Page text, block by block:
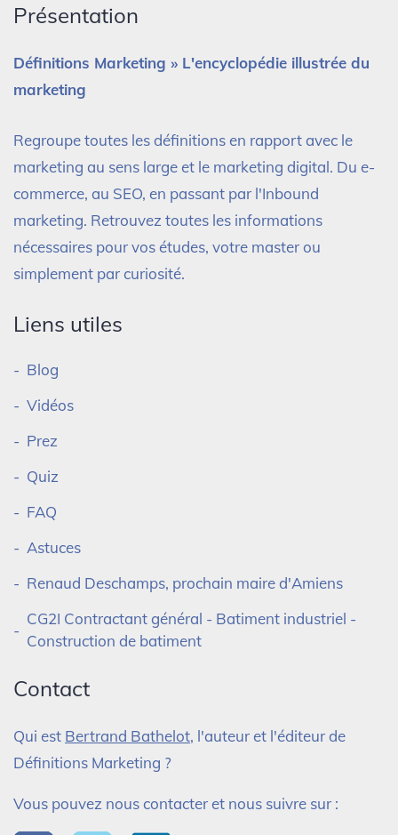
Présentation
Définitions Marketing » L'encyclopédie illustrée du
marketing
Regroupe toutes les définitions en rapport avec le
marketing au sens large et le marketing digital. Du e-
commerce, au SEO, en passant par l'Inbound
marketing. Retrouvez toutes les informations
nécessaires pour vos études, votre master ou
simplement par curiosité.
Liens utiles
Blog
Vidéos
Prez
Quiz
FAQ
Astuces
Renaud Deschamps, prochain maire d'Amiens
CG2I Contractant général - Batiment industriel -
Construction de batiment
Contact
Qui est Bertrand Bathelot, l'auteur et l'éditeur de
Définitions Marketing ?
Vous pouvez nous contacter et nous suivre sur :